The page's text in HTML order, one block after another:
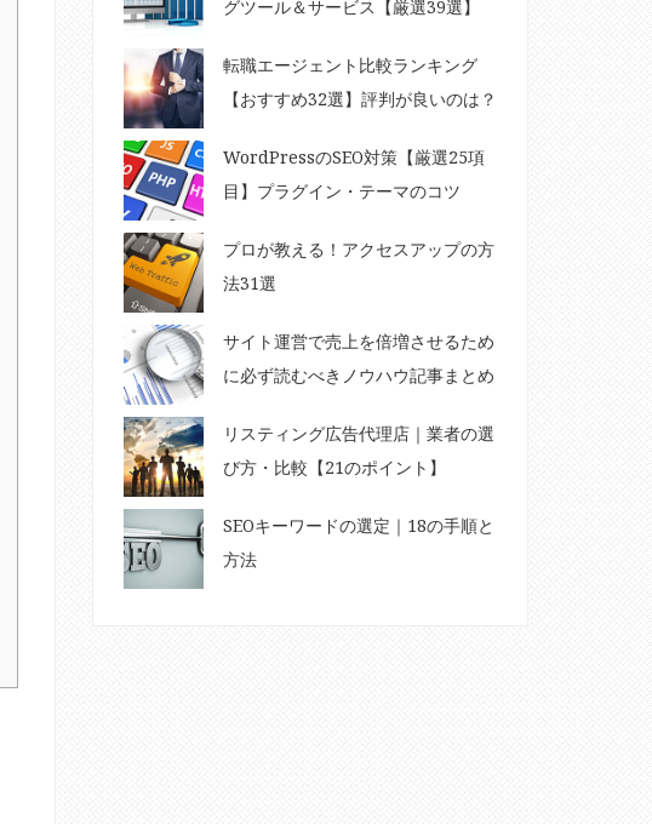
グツール＆サービス【厳選39選】
転職エージェント比較ランキング
【おすすめ32選】評判が良いのは？
WordPressのSEO対策【厳選25項
目】プラグイン・テーマのコツ
プロが教える！アクセスアップの方
法31選
サイト運営で売上を倍増させるため
に必ず読むべきノウハウ記事まとめ
リスティング広告代理店｜業者の選
び方・比較【21のポイント】
SEOキーワードの選定｜18の手順と
方法